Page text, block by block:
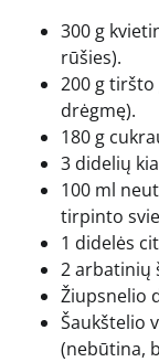
300 g
rūšies).
200 g
drėgmę).
180 g
3 didelių
100 ml
tirpinto
1 didelės
2 arbatinių
Žiupsnelio
Šaukštelio
(nebūtina,